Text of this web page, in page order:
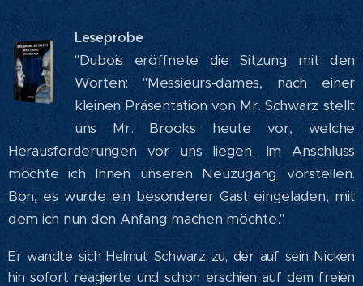
Leseprobe
"Dubois eröffnete die Sitzung mit den
Worten: "Messieurs-dames, nach einer
kleinen Präsentation von Mr. Schwarz stellt
uns Mr. Brooks heute vor, welche
Herausforderungen vor uns liegen. Im Anschluss
möchte ich Ihnen unseren Neuzugang vorstellen.
Bon, es wurde ein besonderer Gast eingeladen, mit
dem ich nun den Anfang machen möchte."
Er wandte sich Helmut Schwarz zu, der auf sein Nicken
hin sofort reagierte und schon erschien auf dem freien